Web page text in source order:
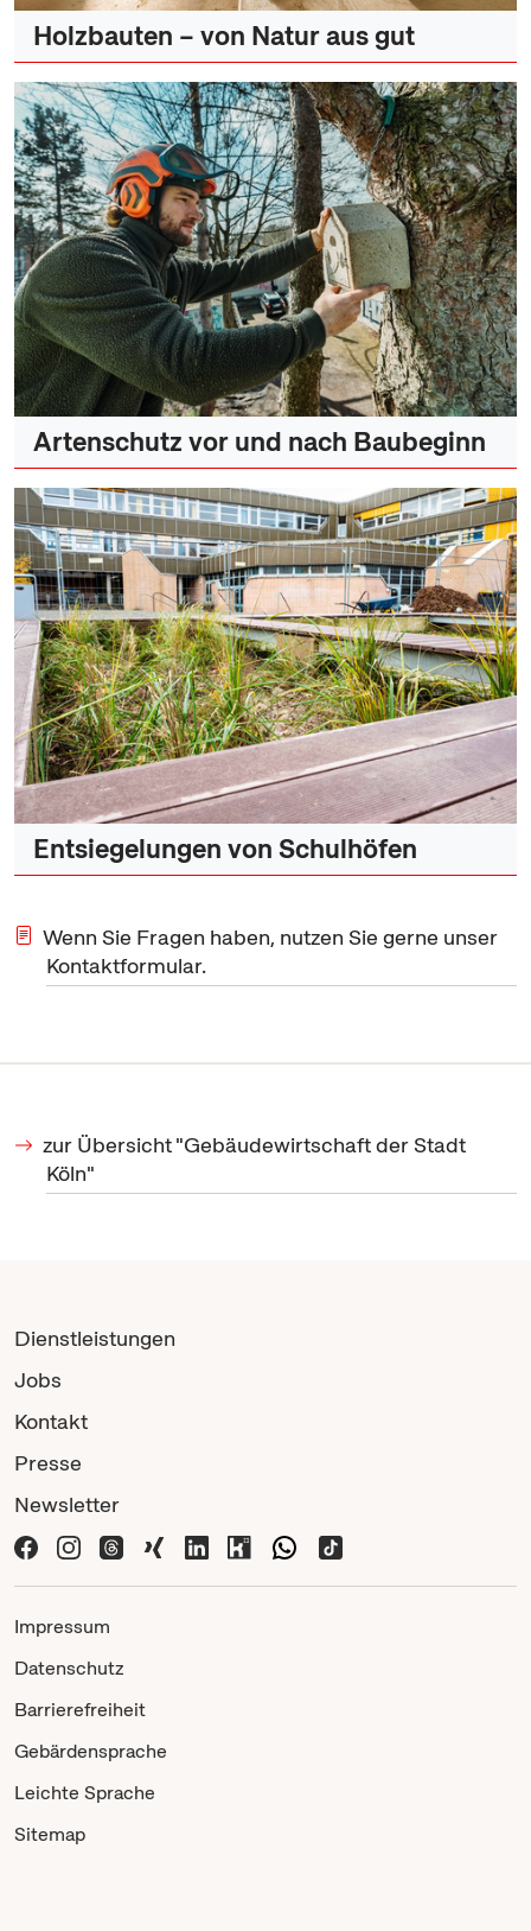
Holzbauten – von Natur aus gut
Artenschutz vor und nach Baubeginn
Entsiegelungen von Schulhöfen
Wenn Sie Fragen haben, nutzen Sie gerne unser
Kontaktformular.
zur Übersicht "Gebäudewirtschaft der Stadt
Köln"
Dienstleistungen
Jobs
Kontakt
Presse
Newsletter
Impressum
Datenschutz
Barrierefreiheit
Gebärdensprache
Leichte Sprache
Sitemap